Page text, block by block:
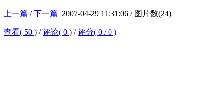
上一篇 /下一篇 2007-04-29 11:31:06 / 图片数(24)
查看( 50 ) /评论( 0 ) /评分( 0 /0 )